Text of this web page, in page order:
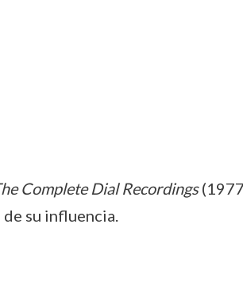
Complete Dial Recordings
su influencia.